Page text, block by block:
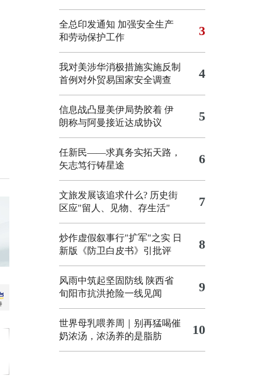
全总印发通知 加强安全生产
和劳动保护工作
3
我对美涉华消极措施实施反制
首例对外贸易国家安全调查
4
信息战凸显美伊局势胶着 伊
朗称与阿曼接近达成协议
5
任新民——求真务实拓天路，
矢志笃行铸星途
6
文旅发展该追求什么? 历史街
区应"留人、见物、存生活"
7
炒作虚假叙事行"扩军"之实 日
新版《防卫白皮书》引批评
8
风雨中筑起坚固防线 陕西省
旬阳市抗洪抢险一线见闻
9
世界母乳喂养周｜别再猛喝催
奶浓汤，浓汤养的是脂肪
10